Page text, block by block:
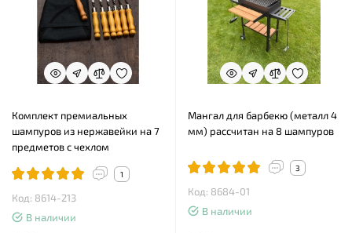
Комплект премиальных
шампуров из нержавейки на 7
предметов с чехлом
1
Код: 8614-213
В наличии
Мангал для барбекю (металл 4
мм) рассчитан на 8 шампуров
3
Код: 8684-01
В наличии